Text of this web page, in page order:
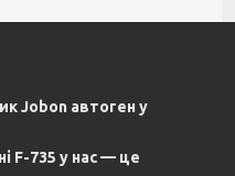
Jobon автоген у
F-735 у нас — це